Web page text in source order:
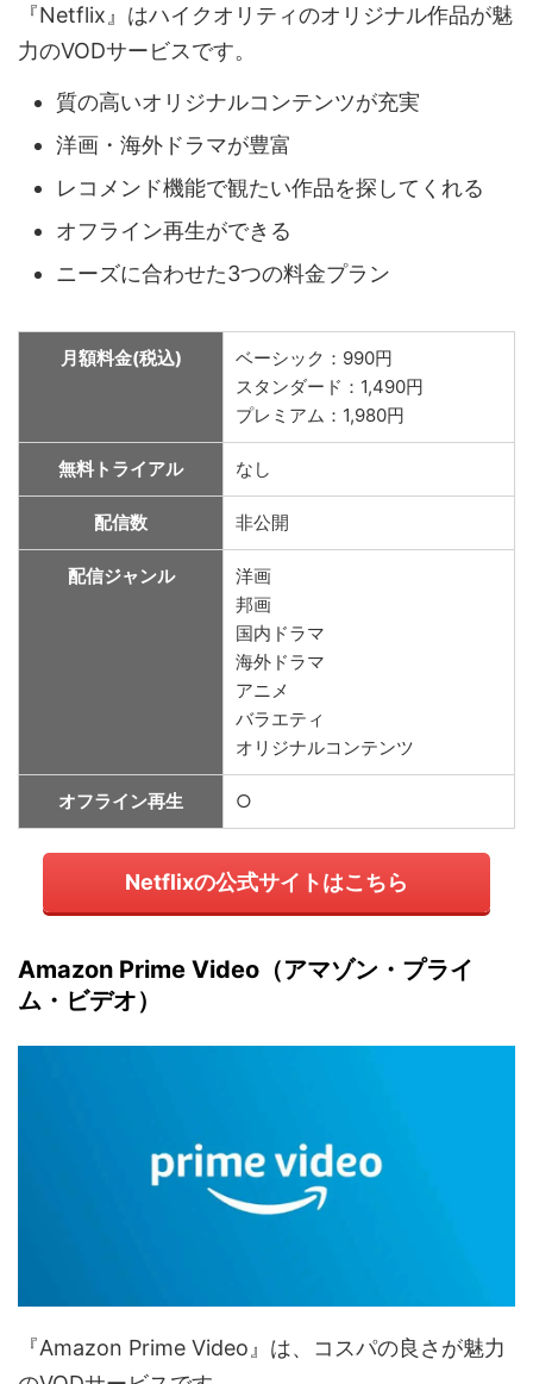
『Netflix』はハイクオリティのオリジナル作品が魅
力のVODサービスです。
質の高いオリジナルコンテンツが充実
洋画・海外ドラマが豊富
レコメンド機能で観たい作品を探してくれる
オフライン再生ができる
ニーズに合わせた3つの料金プラン
月額料金(税込)
ベーシック：990円
スタンダード：1,490円
プレミアム：1,980円
無料トライアル なし
配信数 非公開
配信ジャンル
洋画
邦画
国内ドラマ
海外ドラマ
アニメ
バラエティ
オリジナルコンテンツ
オフライン再生 ○
Netflixの公式サイトはこちら
Amazon Prime Video（アマゾン・プライ
ム・ビデオ）
『Amazon Prime Video』は、コスパの良さが魅力